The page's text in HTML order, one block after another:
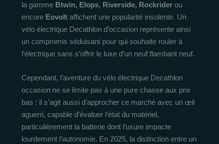
la gamme Btwin, Elops, Riverside, Rockrider ou
encore Eovolt affichent une popularité insolente. Un
vélo électrique Decathlon d’occasion représente ainsi
un compromis séduisant pour qui souhaite rouler à
l’électrique sans s’offrir le luxe d’un neuf flambant neuf.
Cependant, l’aventure du vélo électrique Decathlon
occasion ne se limite pas à une pure chasse aux prix
bas : il s’agit aussi d’approcher ce marché avec un œil
aguerri, capable d’évaluer l’état du matériel,
particulièrement la batterie dont l’usure impacte
lourdement l’autonomie. En 2025, la distinction entre un